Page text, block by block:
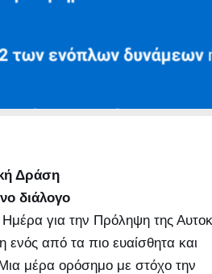
Δράση
διάλογο
για την Πρόληψη της
ενός από τα πιο ευαίσθητα και
μέρα ορόσημο με στόχο την